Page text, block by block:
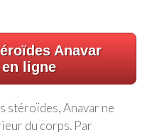
Anavar
ligne
stéroïdes, Anavar ne
du corps. Par